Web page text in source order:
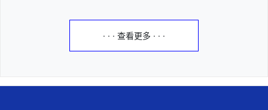
· · · 查看更多 · · ·